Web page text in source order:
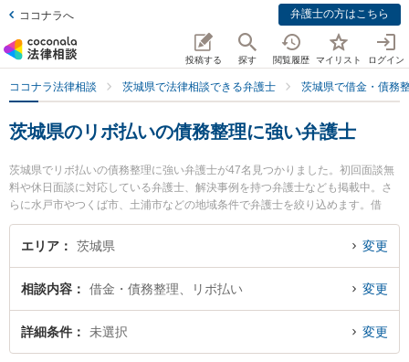
ココナラへ 弁護士の方はこちら
投稿する 探す 閲覧履歴 マイリスト ログイン
ココナラ法律相談 茨城県で法律相談できる弁護士 茨城県で借金・債務
茨城県のリボ払いの債務整理に強い弁護士
茨城県でリボ払いの債務整理に強い弁護士が47名見つかりました。初回面談無
料や休日面談に対応している弁護士、解決事例を持つ弁護士なども掲載中。さ
らに水戸市やつくば市、土浦市などの地域条件で弁護士を絞り込めます。借
金・債務整理に関係する消費者金融の債務整理やクレジット会社の債務整理、
リボ払いの債務整理等の細かな分野での絞り込み検索もでき便利です。特につ
弁護士のプロフィール情報や弁護士費用、強みなどが注目されています。『茨
城県で土日や夜間に発生したリボ払いの債務整理のトラブルを今すぐに弁護士
に相談したい』『リボ払いの債務整理のトラブル解決の実績豊富な近くの弁護
エリア 茨城県 変更
相談内容 借金・債務整理、リボ払い 変更
詳細条件 未選択 変更